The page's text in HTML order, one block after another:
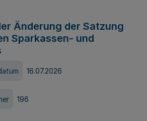
Änderung der Satzung
Sparkassen- und
16.07.2026
196